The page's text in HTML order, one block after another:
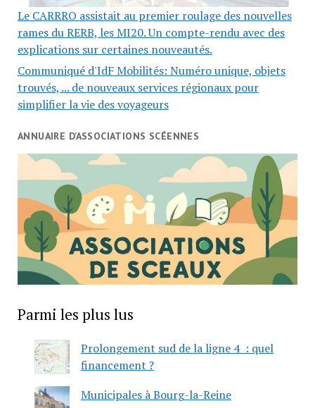
Le CARRRO assistait au premier roulage des nouvelles
rames du RERB, les MI20. Un compte-rendu avec des
explications sur certaines nouveautés.
Communiqué d'IdF Mobilités: Numéro unique, objets
trouvés, ... de nouveaux services régionaux pour
simplifier la vie des voyageurs
ANNUAIRE D’ASSOCIATIONS SCÉENNES
Parmi les plus lus
Prolongement sud de la ligne 4 : quel
financement ?
Municipales à Bourg-la-Reine